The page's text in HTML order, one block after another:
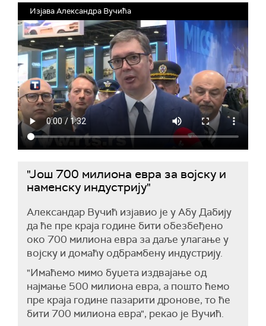
Изјава Александра Вучића
"Још 700 милиона евра за војску и
наменску индустрију"
Александар Вучић изјавио је у Абу Дабију
да ће пре краја године бити обезбеђено
око 700 милиона евра за даље улагање у
војску и домаћу одбрамбену индустрију.
"Имаћемо мимо буџета издвајање од
најмање 500 милиона евра, а пошто ћемо
пре краја године пазарити дронове, то ће
бити 700 милиона евра", рекао је Вучић.